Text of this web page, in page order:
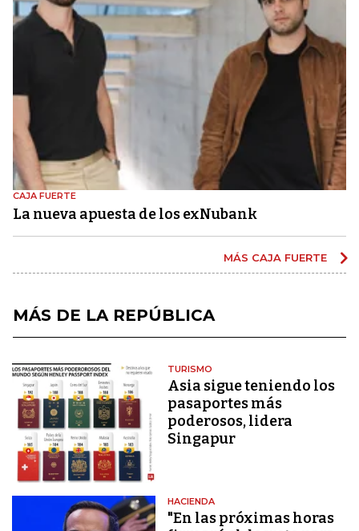
CAJA FUERTE
La nueva apuesta de los exNubank
MÁS CAJA FUERTE
MÁS DE LA REPÚBLICA
TURISMO
Asia sigue teniendo los
pasaportes más
poderosos, lidera
Singapur
HACIENDA
"En las próximas horas